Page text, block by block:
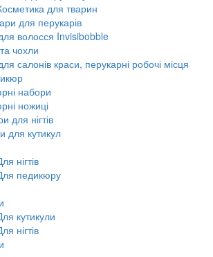
для тварин
для перукарів
волосся Invisibobble
чохли
салонів краси, перукарні робочі місця
набори
ножиці
для нігтів
для кутикул
нігтів
педикюру
кутикули
нігтів